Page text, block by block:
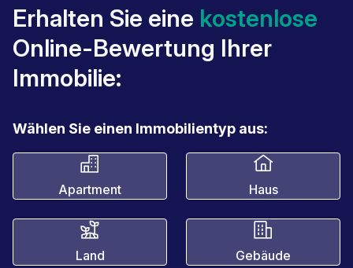
Erhalten Sie eine kostenlose
Online-Bewertung Ihrer
Immobilie:
Wählen Sie einen Immobilientyp aus:
Apartment Haus
Land Gebäude